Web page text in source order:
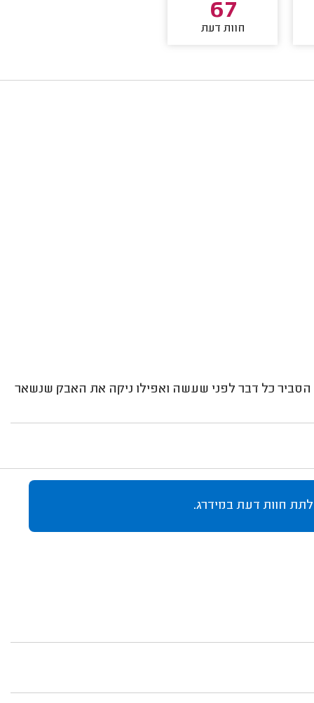
67
חוות דעת
כל דבר לפני שעשה ואפילו ניקה את האבק שנשאר
חוות דעת במידרג.